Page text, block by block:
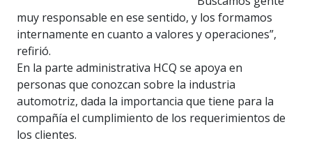
muy responsable en ese sentido, y los formamos
internamente en cuanto a valores y operaciones”,
refirió.
En la parte administrativa HCQ se apoya en
personas que conozcan sobre la industria
automotriz, dada la importancia que tiene para la
compañía el cumplimiento de los requerimientos de
los clientes.